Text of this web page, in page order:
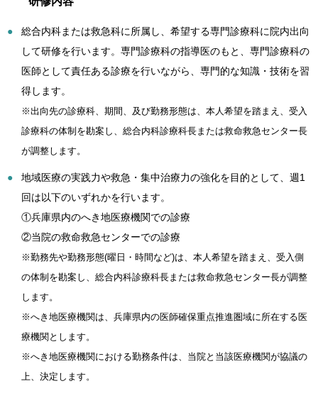
総合内科または救急科に所属し、希望する専門診療科に院内出向
して研修を行います。専門診療科の指導医のもと、専門診療科の
医師として責任ある診療を行いながら、専門的な知識・技術を習
得します。
※出向先の診療科、期間、及び勤務形態は、本人希望を踏まえ、受入
診療科の体制を勘案し、総合内科診療科長または救命救急センター長
が調整します。
地域医療の実践力や救急・集中治療力の強化を目的として、週1
回は以下のいずれかを行います。
①兵庫県内のへき地医療機関での診療
②当院の救命救急センターでの診療
※勤務先や勤務形態(曜日・時間など)は、本人希望を踏まえ、受入側
の体制を勘案し、総合内科診療科長または救命救急センター長が調整
します。
※へき地医療機関は、兵庫県内の医師確保重点推進圏域に所在する医
療機関とします。
※へき地医療機関における勤務条件は、当院と当該医療機関が協議の
上、決定します。